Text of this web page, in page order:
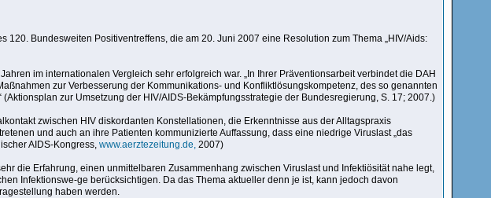
Bundesweiten Positiventreffens, die am 20. Juni 2007 eine Resolution zum Thema „HIV/Aids:
im internationalen Vergleich sehr erfolgreich war. „In Ihrer Präventionsarbeit verbindet die DAH
zur Verbesserung der Kommunikations- und Konfliktlösungskompetenz, des so genannten
zur Umsetzung der HIV/AIDS-Bekämpfungsstrategie der Bundesregierung, S. 17; 2007.)
zwischen HIV diskordanten Konstellationen, die Erkenntnisse aus der Alltagspraxis
und auch an ihre Patienten kommunizierte Auffassung, dass eine niedrige Viruslast „das
AIDS-Kongress, www.aerztezeitung.de,2007)
die Erfahrung, einen unmittelbaren Zusammenhang zwischen Viruslast und Infektiösität nahe legt,
Infektionswe-ge berücksichtigen. Da das Thema aktueller denn je ist, kann jedoch davon
haben werden.